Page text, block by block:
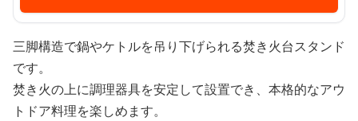
三脚構造で鍋やケトルを吊り下げられる焚き火台スタンド
です。
焚き火の上に調理器具を安定して設置でき、本格的なアウ
トドア料理を楽しめます。